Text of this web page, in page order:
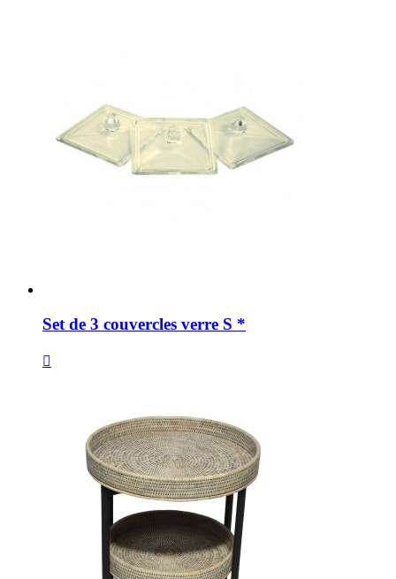
Set de 3 couvercles verre S *
